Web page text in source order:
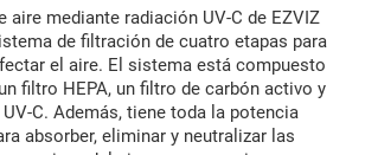
aire mediante radiación UV-C de EZVIZ
de filtración de cuatro etapas para
el aire. El sistema está compuesto
filtro HEPA, un filtro de carbón activo y
C. Además, tiene toda la potencia
absorber, eliminar y neutralizar las